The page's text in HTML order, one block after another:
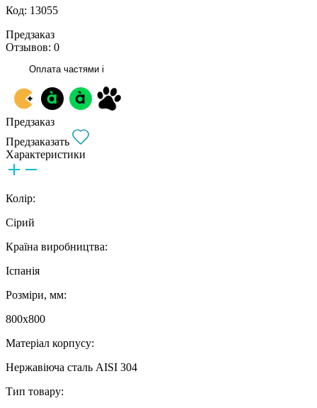
Код: 13055
Предзаказ
Отзывов: 0
Оплата частями i
Предзаказ
Предзаказать
Характеристики
Колір:
Сірий
Країна виробництва:
Іспанія
Розміри, мм:
800x800
Матеріал корпусу:
Нержавіюча сталь AISI 304
Тип товару: